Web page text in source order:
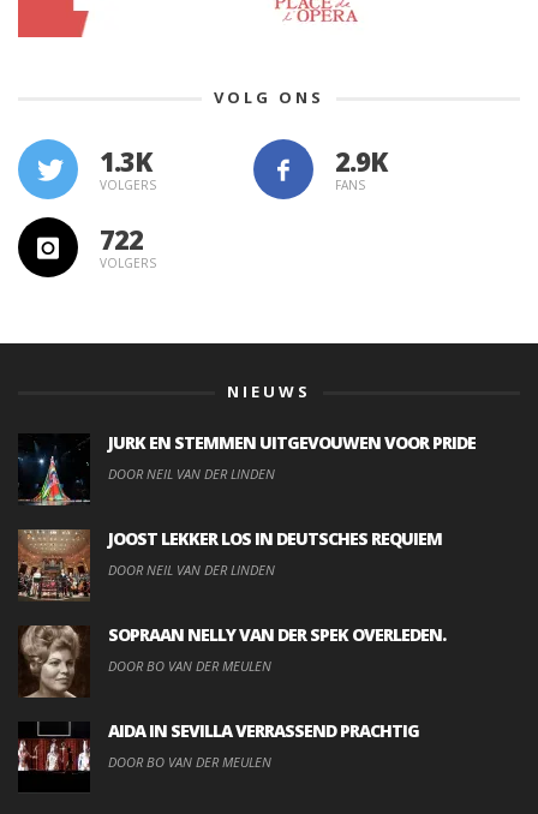
VOLG ONS
1.3K
VOLGERS FANS
722
VOLGERS
NIEUWS
JURK EN STEMMEN UITGEVOUWEN VOOR PRIDE
DOOR NEIL VAN DER LINDEN
JOOST LEKKER LOS IN DEUTSCHES REQUIEM
DOOR NEIL VAN DER LINDEN
SOPRAAN NELLY VAN DER SPEK OVERLEDEN.
DOOR BO VAN DER MEULEN
AIDA IN SEVILLA VERRASSEND PRACHTIG
DOOR BO VAN DER MEULEN